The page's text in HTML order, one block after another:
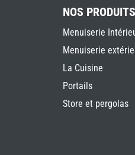
NOS PRODUITS
Menuiserie
Menuiserie
La Cuisine
Portails
Store et pergolas